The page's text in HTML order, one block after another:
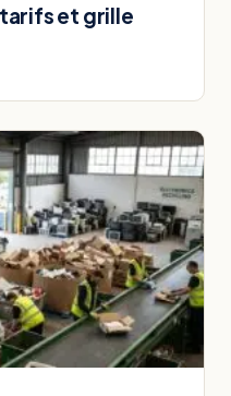
tarifs et grille